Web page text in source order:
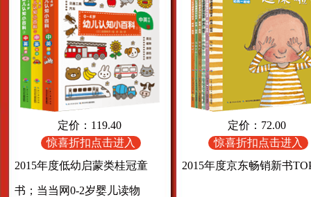
定价：119.40
惊喜折扣点击进入
2015年度低幼启蒙类桂冠童
书；当当网0-2岁婴儿读物
定价：72.00
惊喜折扣点击进入
2015年度京东畅销新书